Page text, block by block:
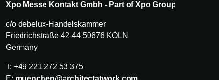
Xpo Messe Kontakt Gmbh - Part of Xpo Group
c/o debelux-Handelskammer
Friedrichstraße 42-44 50676 KÖLN
Germany
T: +49 221 272 53 375
E: muenchen@architectatwork.com